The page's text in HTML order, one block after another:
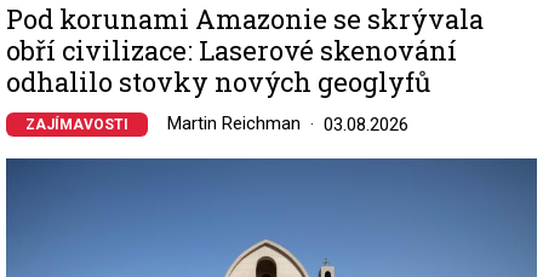
Pod korunami Amazonie se skrývala
obří civilizace: Laserové skenování
odhalilo stovky nových geoglyfů
ZAJÍMAVOSTI Martin Reichman 03.08.2026